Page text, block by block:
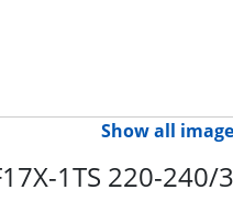
Show all
1TS 220-